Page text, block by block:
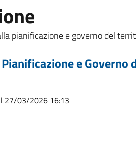
pianificazione e governo del
e Governo
27/03/2026 16:13